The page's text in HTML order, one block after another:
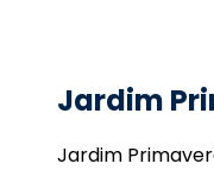
Jardim
Jardim